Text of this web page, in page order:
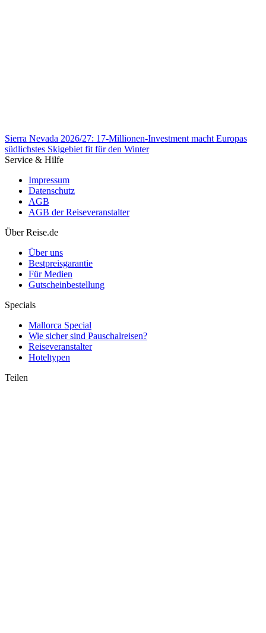
südlichstes Skigebiet fit für den Winter
Sierra Nevada 2026/27: 17-Millionen-Investment macht Europas
südlichstes Skigebiet fit für den Winter
Service & Hilfe
Impressum
Datenschutz
AGB
AGB der Reiseveranstalter
Über Reise.de
Über uns
Bestpreisgarantie
Für Medien
Gutscheinbestellung
Specials
Mallorca Special
Wie sicher sind Pauschalreisen?
Reiseveranstalter
Hoteltypen
Teilen